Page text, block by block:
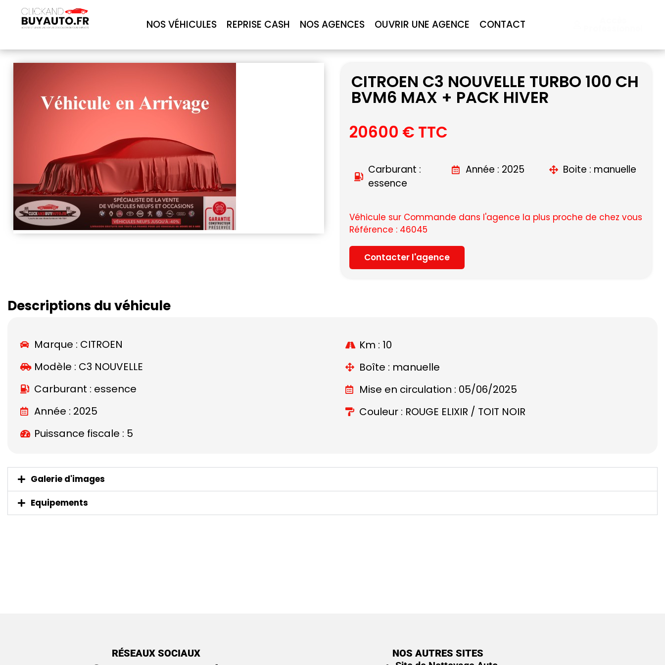
NOS VÉHICULES REPRISE CASH NOS AGENCES OUVRIR UNE AGENCE CONTACT
CITROEN C3 NOUVELLE TURBO 100 CH
BVM6 MAX + PACK HIVER
20600 € TTC
Carburant :
essence
Année : 2025 Boite : manuelle
Véhicule sur Commande dans l'agence la plus proche de chez vous
Référence : 46045
Contacter l'agence
Descriptions du véhicule
Marque : CITROEN
Modèle : C3 NOUVELLE
Carburant : essence
Année : 2025
Puissance fiscale : 5
Km : 10
Boîte : manuelle
Mise en circulation : 05/06/2025
Couleur : ROUGE ELIXIR / TOIT NOIR
Galerie d'images
Equipements
RÉSEAUX SOCIAUX
NOS AUTRES SITES